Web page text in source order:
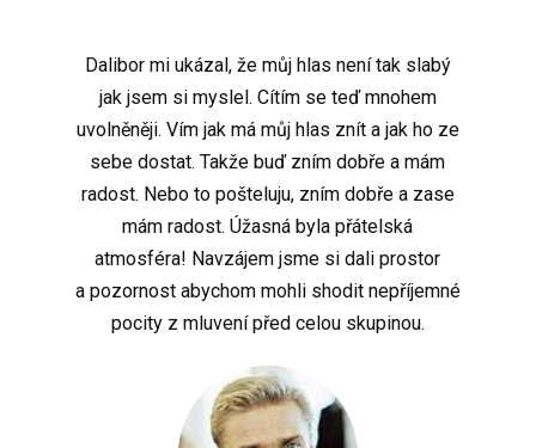
Dalibor mi ukázal, že můj hlas není tak slabý
jak jsem si myslel. Cítím se teď mnohem
uvolněněji. Vím jak má můj hlas znít a jak ho ze
sebe dostat. Takže buď zním dobře a mám
radost. Nebo to pošteluju, zním dobře a zase
mám radost. Úžasná byla přátelská
atmosféra! Navzájem jsme si dali prostor
a pozornost abychom mohli shodit nepříjemné
pocity z mluvení před celou skupinou.